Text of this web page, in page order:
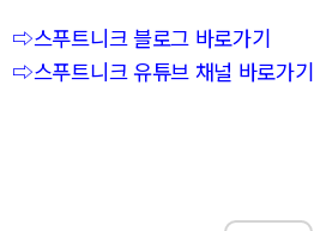
⇨스푸트니크 블로그 바로가기
⇨스푸트니크 유튜브 채널 바로가기